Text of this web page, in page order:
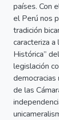
países. Con
el Perú nos
tradición
caracteriza
Histórica”
legislación
de las